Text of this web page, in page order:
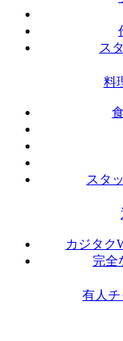
ス
料
スタ
カジタク
完全
有人